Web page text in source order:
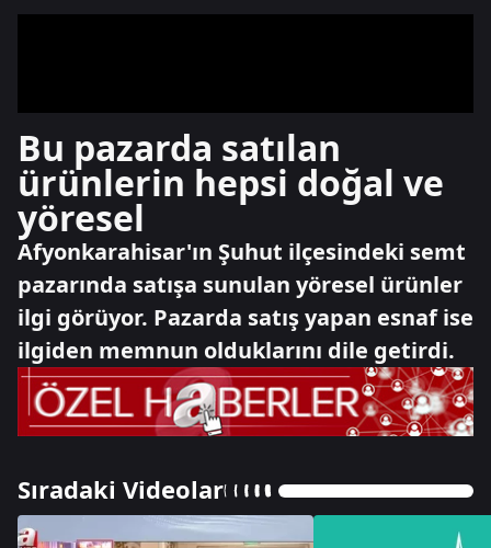
Bu pazarda satılan
ürünlerin hepsi doğal ve
yöresel
Afyonkarahisar'ın Şuhut ilçesindeki semt
pazarında satışa sunulan yöresel ürünler
ilgi görüyor. Pazarda satış yapan esnaf ise
ilgiden memnun olduklarını dile getirdi.
Sıradaki Videolar